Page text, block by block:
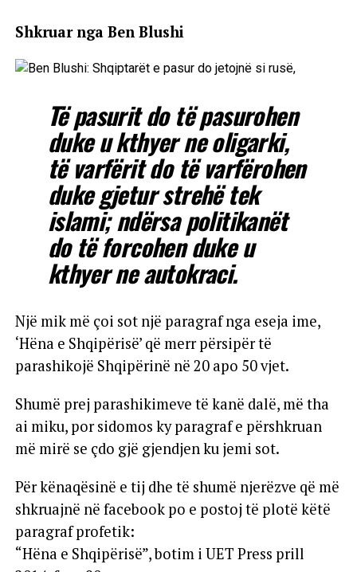
Shkruar nga Ben Blushi
Të pasurit do të pasurohen
duke u kthyer ne oligarki,
të varfërit do të varfërohen
duke gjetur strehë tek
islami; ndërsa politikanët
do të forcohen duke u
kthyer ne autokraci.
Një mik më çoi sot një paragraf nga eseja ime,
‘Hëna e Shqipërisë’ që merr përsipër të
parashikojë Shqipërinë në 20 apo 50 vjet.
Shumë prej parashikimeve të kanë dalë, më tha
ai miku, por sidomos ky paragraf e përshkruan
më mirë se çdo gjë gjendjen ku jemi sot.
Për kënaqësinë e tij dhe të shumë njerëzve që më
shkruajnë në facebook po e postoj të plotë këtë
paragraf profetik:
“Hëna e Shqipërisë”, botim i UET Press prill